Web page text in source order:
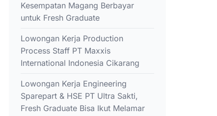
Kesempatan Magang Berbayar
untuk Fresh Graduate
Lowongan Kerja Production
Process Staff PT Maxxis
International Indonesia Cikarang
Lowongan Kerja Engineering
Sparepart & HSE PT Ultra Sakti,
Fresh Graduate Bisa Ikut Melamar